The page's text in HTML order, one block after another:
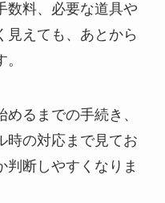
数料、必要な道具や
見えても、あとから
るまでの手続き、
時の対応まで見てお
判断しやすくなりま